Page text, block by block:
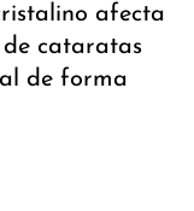
afecta
cataratas
de forma